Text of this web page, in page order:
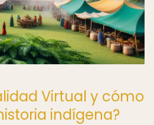
Virtual y cómo
indígena?